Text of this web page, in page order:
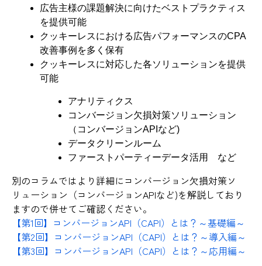
広告主様の課題解決に向けたベストプラクティス
を提供可能
クッキーレスにおける広告パフォーマンスのCPA
改善事例を多く保有
クッキーレスに対応した各ソリューションを提供
可能
アナリティクス
コンバージョン欠損対策ソリューション
（コンバージョンAPIなど)
データクリーンルーム
ファーストパーティーデータ活用 など
別のコラムではより詳細にコンバージョン欠損対策ソ
リューション（コンバージョンAPIなど)を解説しており
ますので併せてご確認ください。
【第1回】コンバージョンAPI（CAPI）とは？～基礎編～
【第2回】コンバージョンAPI（CAPI）とは？～導入編～
【第3回】コンバージョンAPI（CAPI）とは？～応用編～